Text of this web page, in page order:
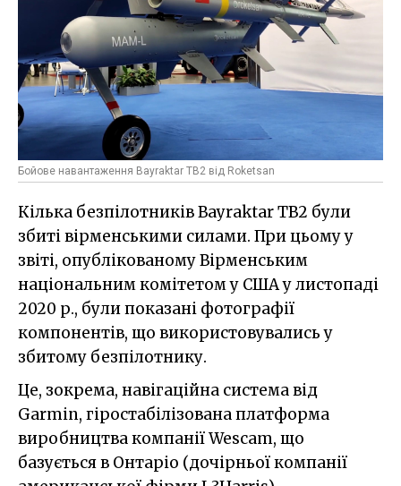
Бойове навантаження Bayraktar TB2 від Roketsan
Кілька безпілотників Bayraktar TB2 були
збиті вірменськими силами. При цьому у
звіті, опублікованому Вірменським
національним комітетом у США у листопаді
2020 р., були показані фотографії
компонентів, що використовувались у
збитому безпілотнику.
Це, зокрема, навігаційна система від
Garmin, гіростабілізована платформа
виробництва компанії Wescam, що
базується в Онтаріо (дочірньої компанії